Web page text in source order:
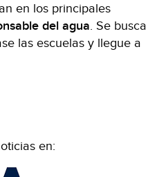
en los principales
del agua. Se busca
las escuelas y llegue a
en: